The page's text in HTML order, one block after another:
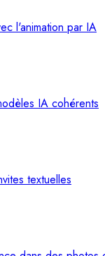
l'animation par IA
IA cohérents
textuelles